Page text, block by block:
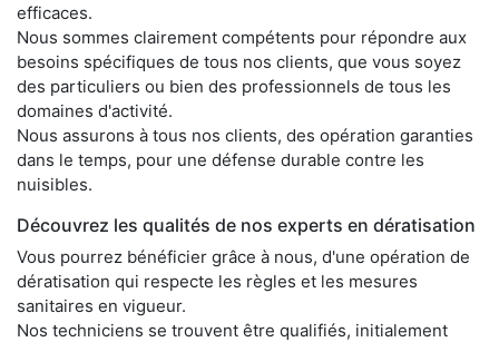
efficaces.
Nous sommes clairement compétents pour répondre aux
besoins spécifiques de tous nos clients, que vous soyez
des particuliers ou bien des professionnels de tous les
domaines d'activité.
Nous assurons à tous nos clients, des opération garanties
dans le temps, pour une défense durable contre les
nuisibles.
Découvrez les qualités de nos experts en dératisation
Vous pourrez bénéficier grâce à nous, d'une opération de
dératisation qui respecte les règles et les mesures
sanitaires en vigueur.
Nos techniciens se trouvent être qualifiés, initialement